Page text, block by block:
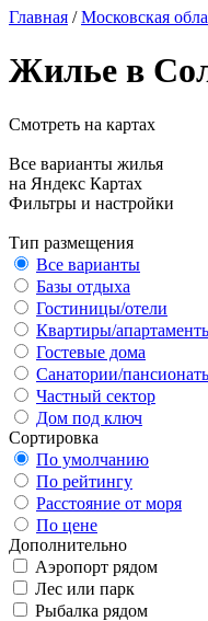
Главная /Московская
Жилье в
Смотреть на картах
Все варианты жилья
на Яндекс Картах
Фильтры и настройки
Тип размещения
Все варианты
Базы отдыха
Гостиницы/отели
Квартиры/
Гостевые дома
Санатории/
Частный сектор
Дом под ключ
Сортировка
По умолчанию
По рейтингу
Расстояние от моря
По цене
Дополнительно
Аэропорт рядом
Лес или парк
Рыбалка рядом